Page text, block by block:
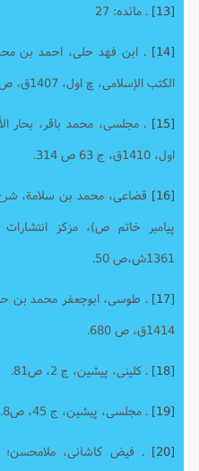
. مائده: 27
. ابن فهد حلى، احمد بن
الکتب الإسلامی، چ اول، 1407ق، ص153
. مجلسى، محمد باقر، بحار
اول، 1410ق، ج 63 ص 314.
قضاعی، محمد بن سلامة، شرح
پیامبر خاتم ص)، مزکز
1361ش،ص 50.
. طوسى، ابوجعفر محمد بن
1414ق، ص 680.
. کلینی، پیشین، ج 2، ص81.
. مجلسی، پیشین، ج 45، ص8.
. فیض کاشانی، ملامحسن؛